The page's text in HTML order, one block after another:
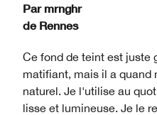
Par mrnghr
de Rennes
Ce fond de teint est juste
matifiant, mais il a quand
naturel. Je l'utilise au
lisse et lumineuse. Je le